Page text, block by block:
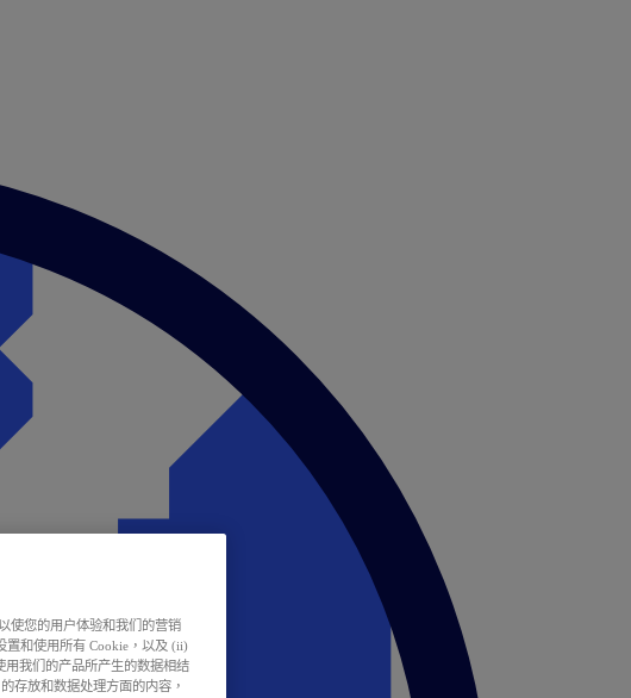
使您的用户体验和我们的营销
置和使用所有 Cookie，以及 (ii)
用我们的产品所产生的数据相结
存放和数据处理方面的内容，